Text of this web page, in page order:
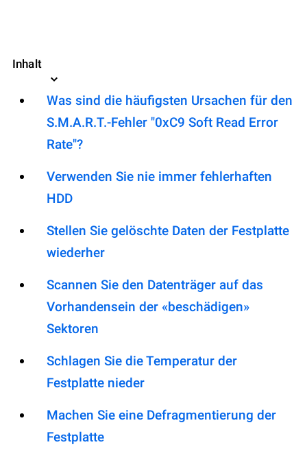
Inhalt
Was sind die häufigsten Ursachen für den
S.M.A.R.T.-Fehler "0xC9 Soft Read Error
Rate"?
Verwenden Sie nie immer fehlerhaften
HDD
Stellen Sie gelöschte Daten der Festplatte
wiederher
Scannen Sie den Datenträger auf das
Vorhandensein der «beschädigen»
Sektoren
Schlagen Sie die Temperatur der
Festplatte nieder
Machen Sie eine Defragmentierung der
Festplatte